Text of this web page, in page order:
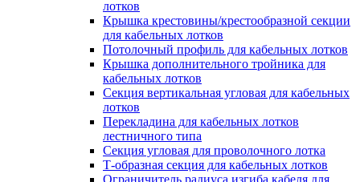
лотков
Крышка крестовины/крестообразной секции
для кабельных лотков
Потолочный профиль для кабельных лотков
Крышка дополнительного тройника для
кабельных лотков
Секция вертикальная угловая для кабельных
лотков
Перекладина для кабельных лотков
лестничного типа
Секция угловая для проволочного лотка
Т-образная секция для кабельных лотков
Ограничитель радиуса изгиба кабеля для